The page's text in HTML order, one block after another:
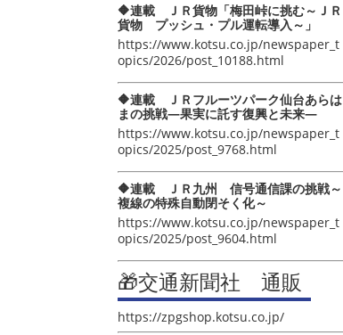
🔶連載 ＪＲ貨物「梅田峠に挑む～ＪＲ
貨物 プッシュ・プル運転導入～」
https://www.kotsu.co.jp/newspaper_t
opics/2026/post_10188.html
🔶連載 ＪＲフルーツパーク仙台あらは
まの挑戦―果実に託す復興と未来―
https://www.kotsu.co.jp/newspaper_t
opics/2025/post_9768.html
🔶連載 ＪＲ九州 信号通信課の挑戦～
複線の特殊自動閉そく化～
https://www.kotsu.co.jp/newspaper_t
opics/2025/post_9604.html
🎁交通新聞社 通販
https://zpgshop.kotsu.co.jp/